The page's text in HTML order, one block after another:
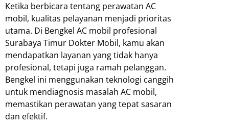
Ketika berbicara tentang perawatan AC
mobil, kualitas pelayanan menjadi prioritas
utama. Di Bengkel AC mobil profesional
Surabaya Timur Dokter Mobil, kamu akan
mendapatkan layanan yang tidak hanya
profesional, tetapi juga ramah pelanggan.
Bengkel ini menggunakan teknologi canggih
untuk mendiagnosis masalah AC mobil,
memastikan perawatan yang tepat sasaran
dan efektif.